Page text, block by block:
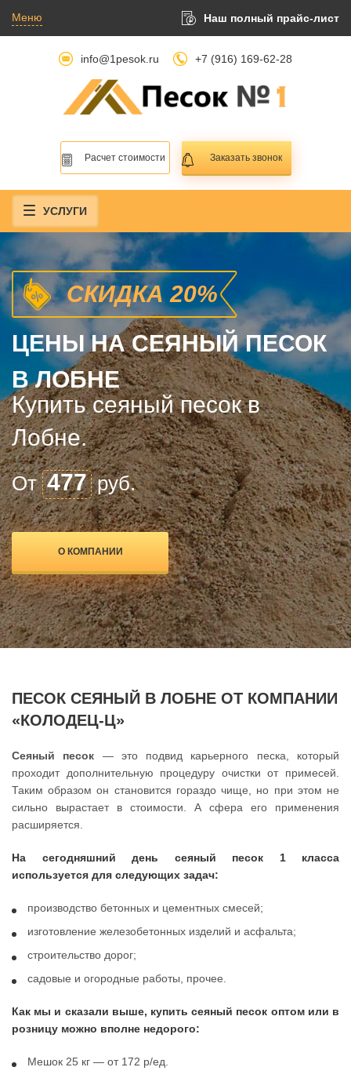
Меню Наш полный прайс-лист
info@1pesok.ru +7 (916) 169-62-28
Расчет стоимости Заказать звонок
УСЛУГИ
СКИДКА 20%
ЦЕНЫ НА СЕЯНЫЙ ПЕСОК
В ЛОБНЕ
Купить сеяный песок в
Лобне.
От 477 руб.
О КОМПАНИИ
ПЕСОК СЕЯНЫЙ В ЛОБНЕ ОТ КОМПАНИИ
«КОЛОДЕЦ-Ц»
Сеяный песок — это подвид карьерного песка, который
проходит дополнительную процедуру очистки от примесей.
Таким образом он становится гораздо чище, но при этом не
сильно вырастает в стоимости. А сфера его применения
расширяется.
На сегодняшний день сеяный песок 1 класса
используется для следующих задач:
производство бетонных и цементных смесей;
изготовление железобетонных изделий и асфальта;
строительство дорог;
садовые и огородные работы, прочее.
Как мы и сказали выше, купить сеяный песок оптом или в
розницу можно вполне недорого:
Мешок 25 кг — от 172 р/ед.